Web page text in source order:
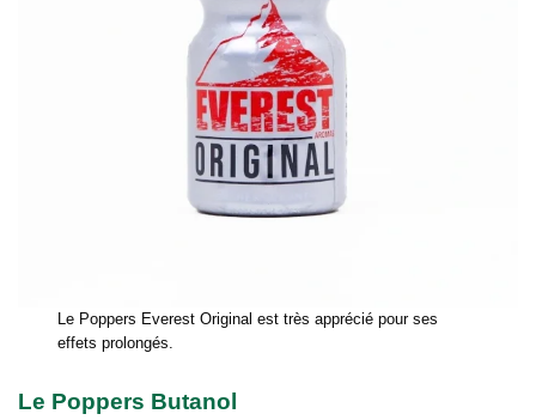
Le Poppers Everest Original est très apprécié pour ses
effets prolongés.
Le Poppers Butanol